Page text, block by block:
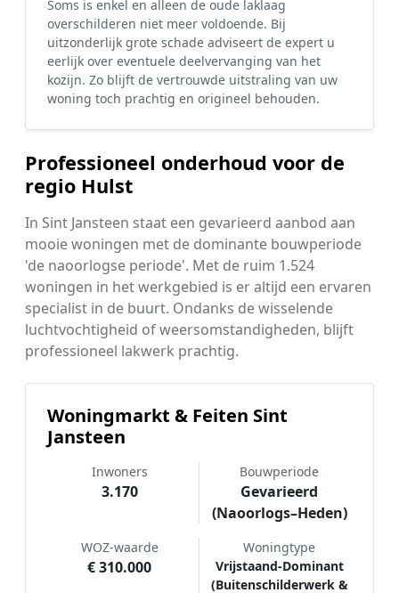
Soms is enkel en alleen de oude laklaag
overschilderen niet meer voldoende. Bij
uitzonderlijk grote schade adviseert de expert u
eerlijk over eventuele deelvervanging van het
kozijn. Zo blijft de vertrouwde uitstraling van uw
woning toch prachtig en origineel behouden.
Professioneel onderhoud voor de
regio Hulst
In Sint Jansteen staat een gevarieerd aanbod aan
mooie woningen met de dominante bouwperiode
'de naoorlogse periode'. Met de ruim 1.524
woningen in het werkgebied is er altijd een ervaren
specialist in de buurt. Ondanks de wisselende
luchtvochtigheid of weersomstandigheden, blijft
professioneel lakwerk prachtig.
Woningmarkt & Feiten Sint
Jansteen
Inwoners
3.170
Bouwperiode
Gevarieerd
(Naoorlogs–Heden)
WOZ-waarde
€ 310.000
Woningtype
Vrijstaand-Dominant
(Buitenschilderwerk &